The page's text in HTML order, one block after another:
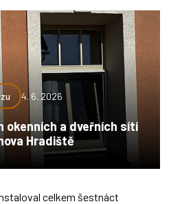
4. 6. 2026
okenních a dveřních sítí
Hradiště
celkem šestnáct